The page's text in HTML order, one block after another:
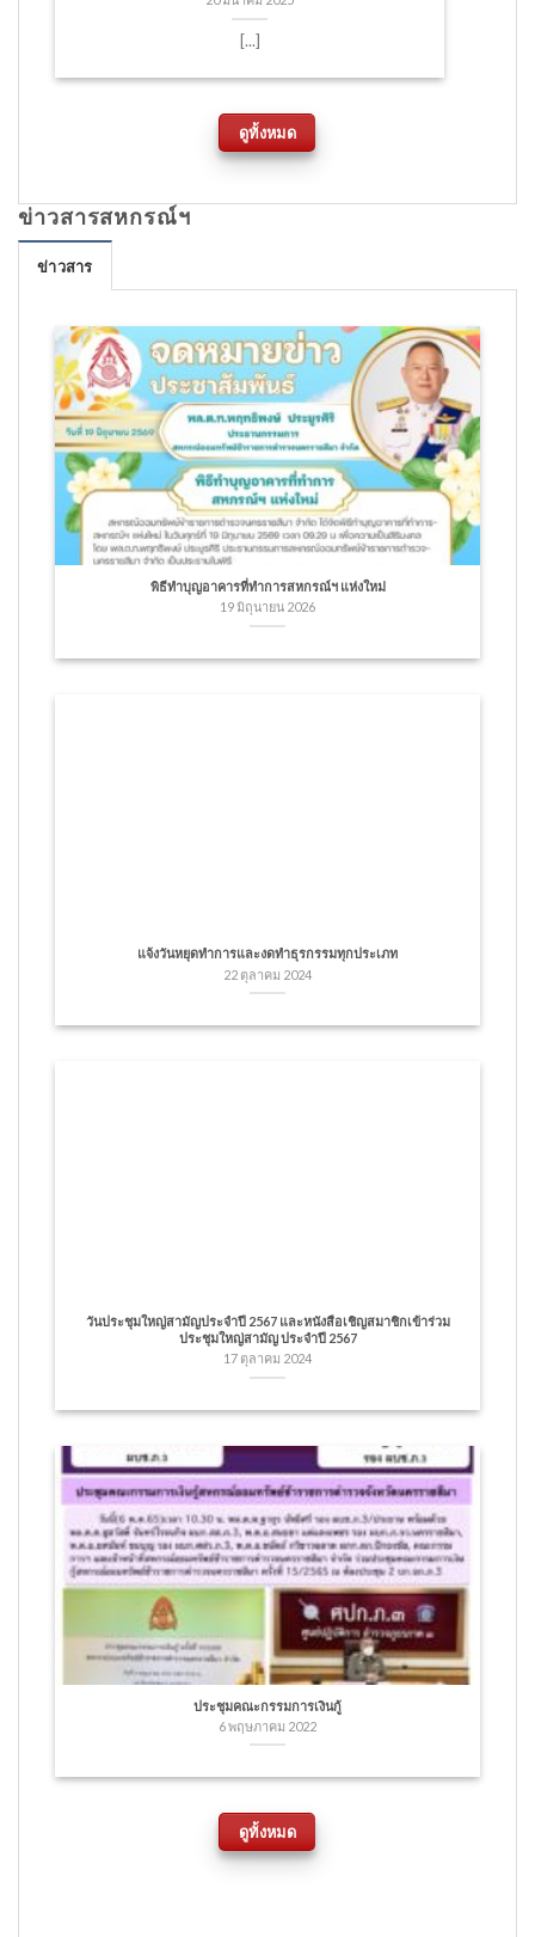
[...]
ดูทั้งหมด
ข่าวสารสหกรณ์ฯ
ข่าวสาร
พิธีทำบุญอาคารที่ทำการสหกรณ์ฯ แห่งใหม่
19 มิถุนายน 2026
แจ้งวันหยุดทำการและงดทำธุรกรรมทุกประเภท
22 ตุลาคม 2024
วันประชุมใหญ่สามัญประจำปี 2567 และหนังสือเชิญสมาชิกเข้าร่วม
ประชุมใหญ่สามัญ ประจำปี 2567
17 ตุลาคม 2024
ประชุมคณะกรรมการเงินกู้
6 พฤษภาคม 2022
ดูทั้งหมด